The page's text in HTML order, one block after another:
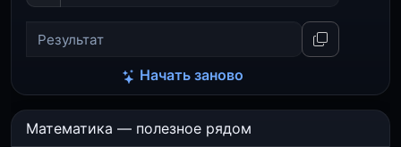
Начать заново
Математика — полезное рядом